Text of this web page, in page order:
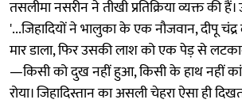
तसलीमा नसरीन ने तीखी प्रतिक्रिया व्यक्त की
'...जिहादियों ने भालुका के एक नौजवान, दीपू
मार डाला, फिर उसकी लाश को एक पेड़ से
—किसी को दुख नहीं हुआ, किसी के हाथ नहीं
रोया। जिहादिस्तान का असली चेहरा ऐसा ही